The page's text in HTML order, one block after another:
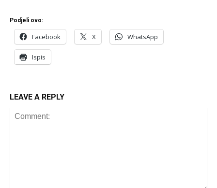
Podjeli ovo:
Facebook X WhatsApp
Ispis
LEAVE A REPLY